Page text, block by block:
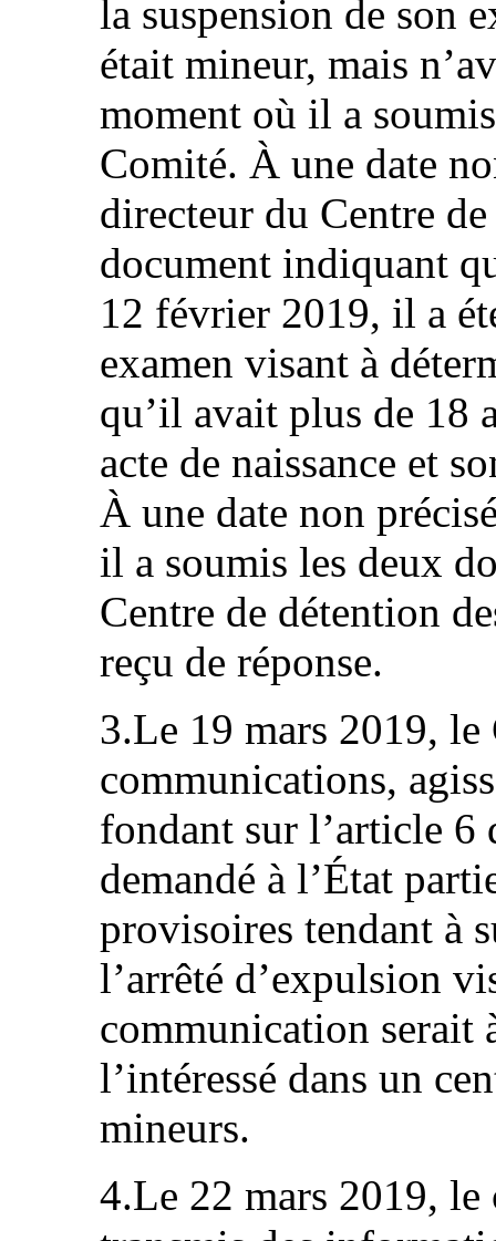
la suspension de son
était mineur, mais
moment où il a
Comité. À une date
directeur du Centre
document indiquant
12 février 2019, il a
examen visant à
qu’il avait plus de 18
acte de naissance et
À une date non
il a soumis les deux
Centre de détention
reçu de réponse.
3.Le 19 mars 2019,
communications,
fondant sur l’article
demandé à l’État
provisoires tendant à
l’arrêté d’expulsion
communication serait
l’intéressé dans un
mineurs.
4.Le 22 mars 2019, le